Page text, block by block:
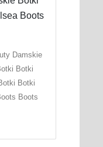
Damskie
Botki
Botki
Boots